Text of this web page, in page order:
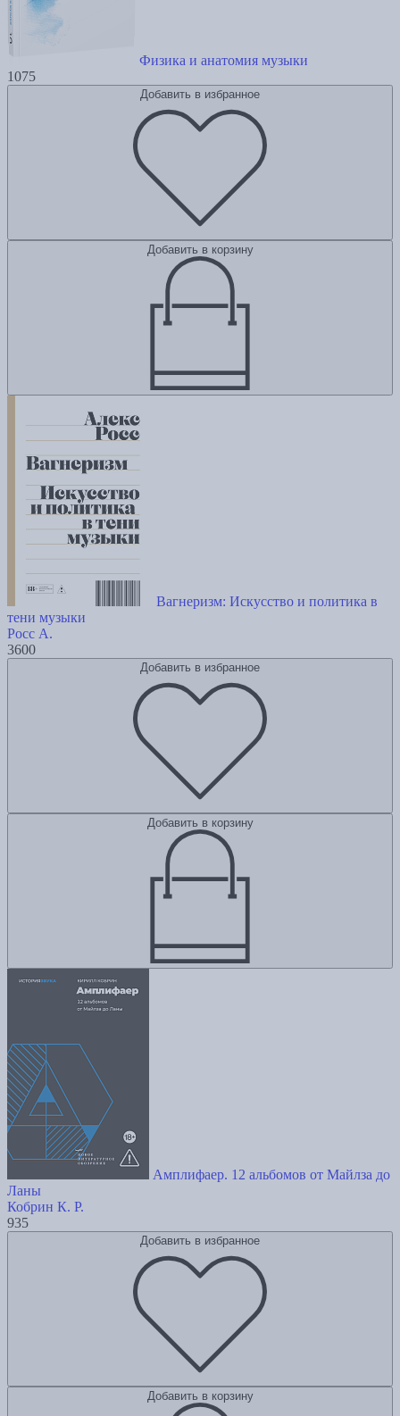
Физика и анатомия музыки
1075
Добавить в избранное
Добавить в корзину
Вагнеризм: Искусство и политика в
тени музыки
Росс А.
3600
Добавить в избранное
Добавить в корзину
Амплифаер. 12 альбомов от Майлза до
Ланы
Кобрин К. Р.
935
Добавить в избранное
Добавить в корзину